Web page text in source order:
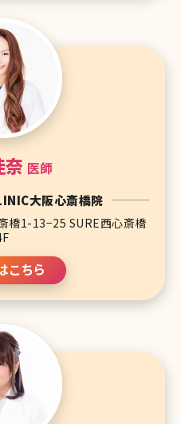
奈 医師
大阪心斎橋院
橋1-13−25 SURE西心斎橋
こちら